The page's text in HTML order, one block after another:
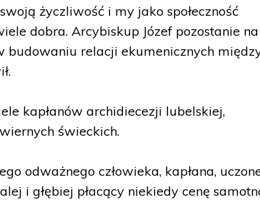
życzliwość i my jako społeczność
dobra. Arcybiskup Józef pozostanie na
relacji ekumenicznych
kapłanów archidiecezji lubelskiej,
świeckich.
odważnego człowieka, kapłana,
i głębiej płacący niekiedy cenę